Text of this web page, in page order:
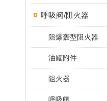
呼吸阀/阻火器
阻爆轰型阻火器
油罐附件
阻火器